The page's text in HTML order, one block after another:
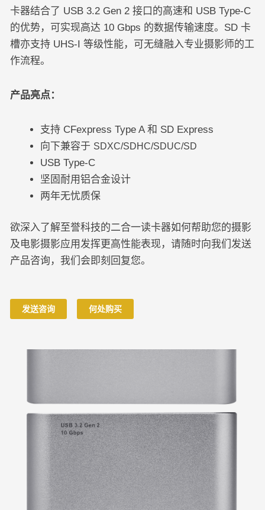
卡器结合了 USB 3.2 Gen 2 接口的高速和 USB Type-C
的优势，可实现高达 10 Gbps 的数据传输速度。SD 卡
槽亦支持 UHS-I 等级性能，可无缝融入专业摄影师的工
作流程。
产品亮点：
支持 CFexpress Type A 和 SD Express
向下兼容于 SDXC/SDHC/SDUC/SD
USB Type-C
坚固耐用铝合金设计
两年无忧质保
欲深入了解至誉科技的二合一读卡器如何帮助您的摄影
及电影摄影应用发挥更高性能表现，请随时向我们发送
产品咨询，我们会即刻回复您。
发送咨询 何处购买